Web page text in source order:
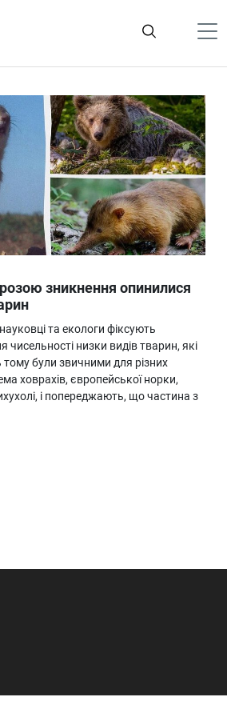
зникнення опинилися
та екологи фіксують
низки видів тварин, які
тому були звичними для різних
ховрахів, європейської норки,
і попереджають, що частина з